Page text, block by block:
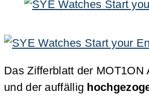
Das Zifferblatt der
und der auffällig